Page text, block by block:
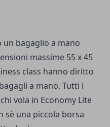
bagaglio a mano
massime 55 x 45
class hanno diritto
a mano. Tutti i
vola in Economy Lite
una piccola borsa